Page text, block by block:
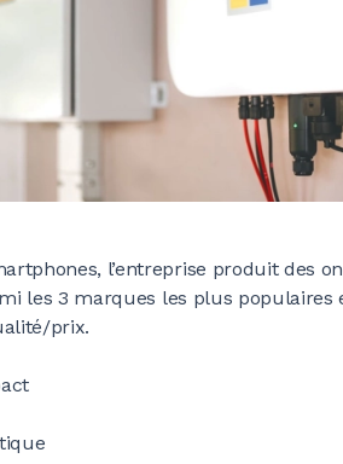
l’entreprise produit des
les3 marques les plus populaires
prix.